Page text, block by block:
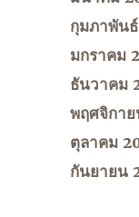
กุมภาพัน
มกราคม
ธันวาคม
พฤศจิกา
ตุลาคม
กันยายน